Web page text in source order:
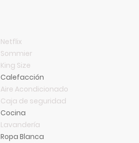
Netflix
Sommier
King Size
Calefacción
Aire Acondicionado
Caja de seguridad
Cocina
Lavandería
Ropa Blanca